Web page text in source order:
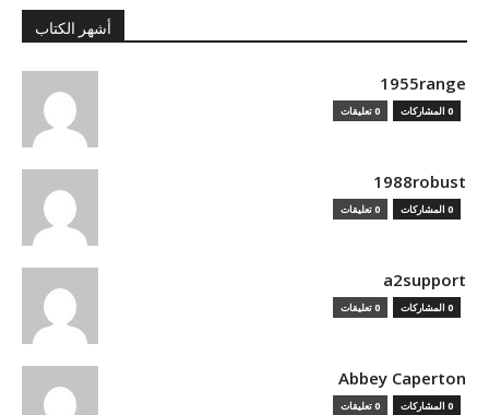
أشهر الكتاب
1955range
0 المشاركات 0 تعليقات
1988robust
0 المشاركات 0 تعليقات
a2support
0 المشاركات 0 تعليقات
Abbey Caperton
0 المشاركات 0 تعليقات